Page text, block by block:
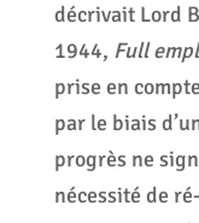
décrivait Lord
1944, Full
prise en
par le biais
progrès ne
nécessité de